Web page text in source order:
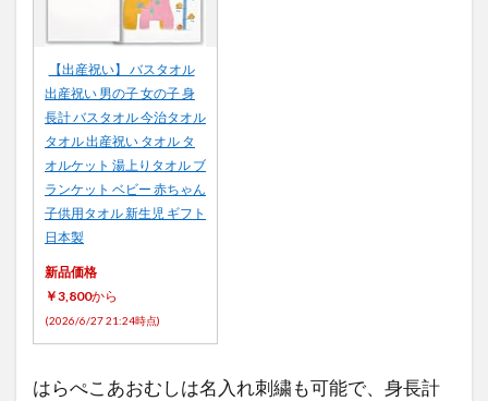
【出産祝い】 バスタオル
出産祝い 男の子 女の子 身
長計 バスタオル 今治タオル
タオル 出産祝い タオル タ
オルケット 湯上りタオル ブ
ランケット ベビー 赤ちゃん
子供用タオル 新生児 ギフト
日本製
新品価格
￥3,800から
(2026/6/27 21:24時点)
はらぺこあおむしは名入れ刺繍も可能で、身長計